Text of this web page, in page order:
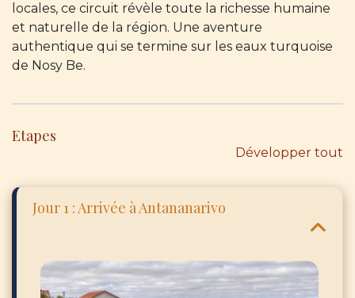
locales, ce circuit révèle toute la richesse humaine
et naturelle de la région. Une aventure
authentique qui se termine sur les eaux turquoise
de Nosy Be.
Etapes
Développer tout
Jour 1 : Arrivée à Antananarivo